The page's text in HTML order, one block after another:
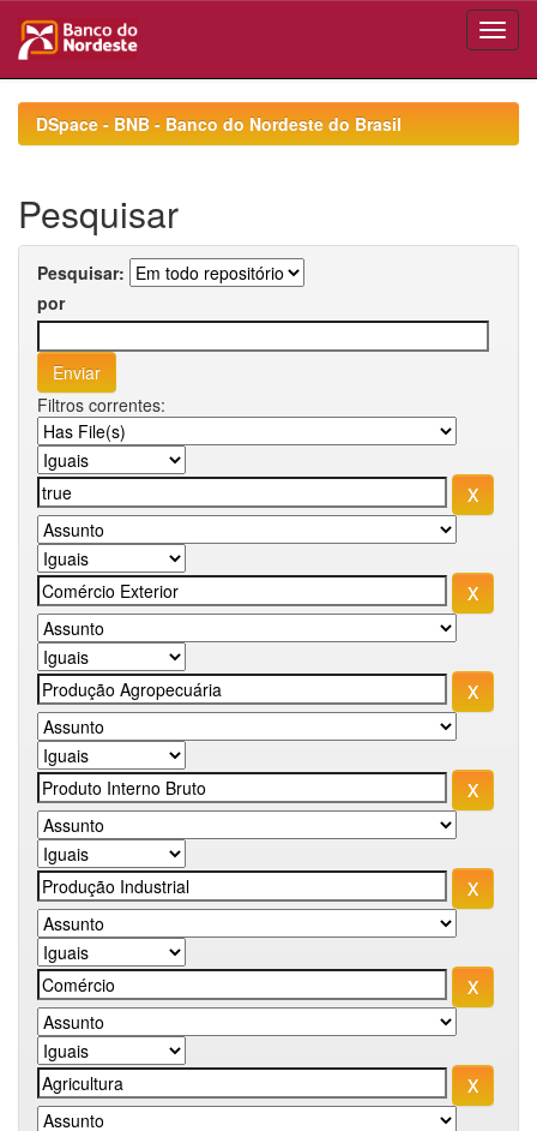
navigationDSpace - BNB - Banco do Nordeste do Brasil
Pesquisar
Pesquisar:
por
Filtros correntes: